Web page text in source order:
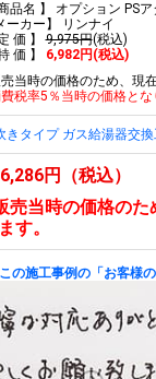
商品名 】 オプション PSア
ーカー】 リンナイ
定 価 】9,975円(税込)
価 】
6,982円(税込)
当時の価格のため、現
税率5％当時の価格とな
きタイプ ガス給湯器交
円（税込）
売当時の価格のた
ます。
の施工事例の「お客様